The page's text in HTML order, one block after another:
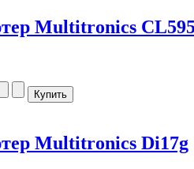
Multitronics
Multitronics Di17g